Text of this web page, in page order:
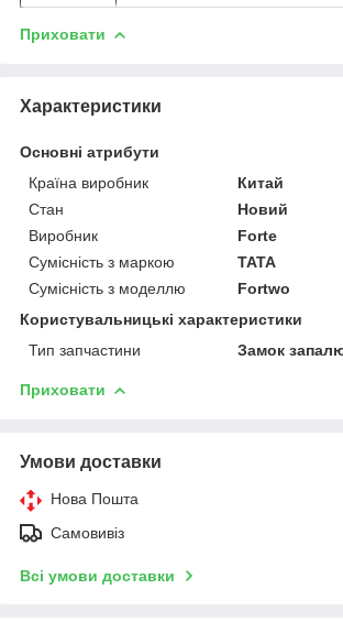
Приховати
Характеристики
Основні атрибути
Країна виробник
Китай
Стан
Новий
Виробник
Forte
Сумісність з маркою
TATA
Сумісність з моделлю
Fortwo
Користувальницькі характеристики
Тип запчастини
Замок
Приховати
Умови доставки
Нова Пошта
Самовивіз
Всі умови доставки